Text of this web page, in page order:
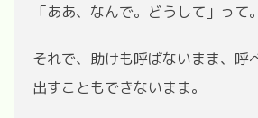
「ああ、なんで。どうして」って。
それで、助けも呼ばないまま、呼
出すこともできないまま。